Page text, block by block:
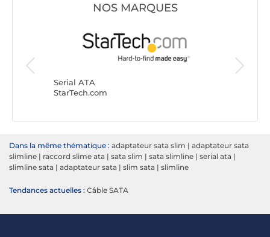
NOS MARQUES
Serial ATA
StarTech.com
Serial
Dans la même thématique : adaptateur sata slim | adaptateur sata
slimline | raccord slime ata | sata slim | sata slimline | serial ata |
slimline sata | adaptateur sata | slim sata | slimline
Tendances actuelles : Câble SATA